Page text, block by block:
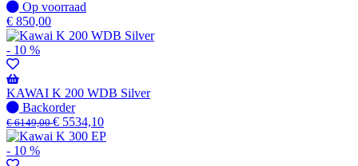
wanneer
beschikbaar
Op
voorraad
Op voorraad
€ 850,00
- 10 %
KAWAI K 200 WDB Silver
Niet
op
voorraad
-
Backorder
€6149,00€ 5534,10
- 10 %